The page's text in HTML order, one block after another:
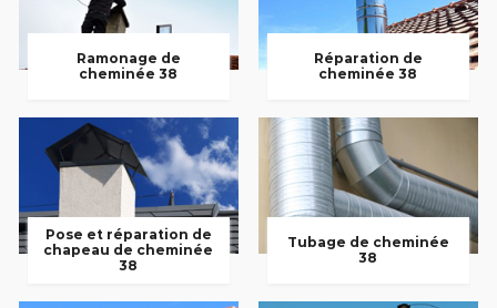
Ramonage de
cheminée 38
Réparation de
cheminée 38
Pose et réparation de
chapeau de cheminée
38
Tubage de cheminée
38